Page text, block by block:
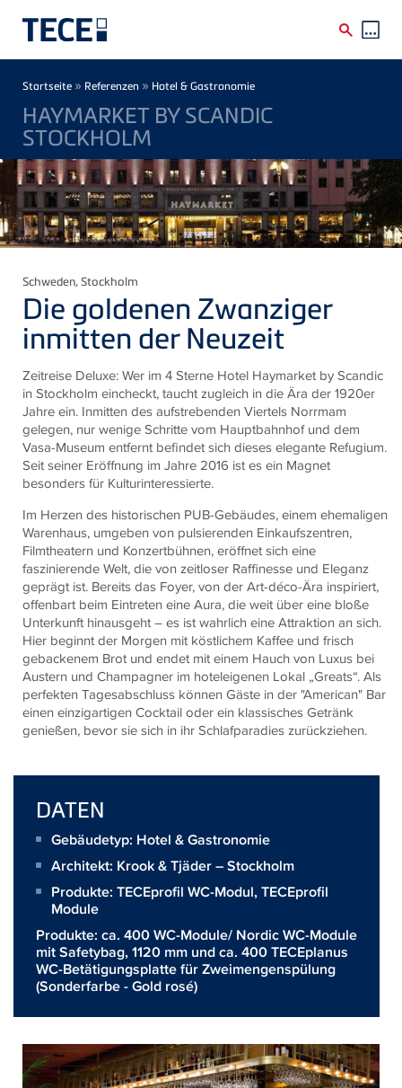
Breadcrumb
Startseite » Referenzen » Hotel & Gastronomie
HAYMARKET BY SCANDIC
STOCKHOLM
Schweden, Stockholm
Die goldenen Zwanziger
inmitten der Neuzeit
Zeitreise Deluxe: Wer im 4 Sterne Hotel Haymarket by Scandic
in Stockholm eincheckt, taucht zugleich in die Ära der 1920er
Jahre ein. Inmitten des aufstrebenden Viertels Norrmam
gelegen, nur wenige Schritte vom Hauptbahnhof und dem
Vasa-Museum entfernt befindet sich dieses elegante Refugium.
Seit seiner Eröffnung im Jahre 2016 ist es ein Magnet
besonders für Kulturinteressierte.
Im Herzen des historischen PUB-Gebäudes, einem ehemaligen
Warenhaus, umgeben von pulsierenden Einkaufszentren,
Filmtheatern und Konzertbühnen, eröffnet sich eine
faszinierende Welt, die von zeitloser Raffinesse und Eleganz
geprägt ist. Bereits das Foyer, von der Art-déco-Ära inspiriert,
offenbart beim Eintreten eine Aura, die weit über eine bloße
Unterkunft hinausgeht – es ist wahrlich eine Attraktion an sich.
Hier beginnt der Morgen mit köstlichem Kaffee und frisch
gebackenem Brot und endet mit einem Hauch von Luxus bei
Austern und Champagner im hoteleigenen Lokal „Greats“. Als
perfekten Tagesabschluss können Gäste in der "American" Bar
einen einzigartigen Cocktail oder ein klassisches Getränk
genießen, bevor sie sich in ihr Schlafparadies zurückziehen.
DATEN
Gebäudetyp: Hotel & Gastronomie
Architekt: Krook & Tjäder – Stockholm
Produkte: TECEprofil WC-Modul,TECEprofil
Module
Produkte: ca. 400 WC-Module/ Nordic WC-Module
mit Safetybag, 1120 mm und ca. 400 TECEplanus
WC-Betätigungsplatte für Zweimengenspülung
(Sonderfarbe - Gold rosé)